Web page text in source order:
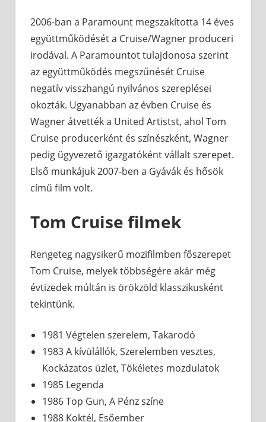
2006-ban a Paramount megszakította 14 éves
együttműködését a Cruise/Wagner produceri
irodával. A Paramountot tulajdonosa szerint
az együttműködés megszűnését Cruise
negatív visszhangú nyilvános szereplései
okozták. Ugyanabban az évben Cruise és
Wagner átvették a United Artistst, ahol Tom
Cruise producerként és színészként, Wagner
pedig ügyvezető igazgatóként vállalt szerepet.
Első munkájuk 2007-ben a Gyávák és hősök
című film volt.
Tom Cruise filmek
Rengeteg nagysikerű mozifilmben főszerepet
Tom Cruise, melyek többségére akár még
évtizedek múltán is örökzöld klasszikusként
tekintünk.
1981 Végtelen szerelem, Takarodó
1983 A kívülállók, Szerelemben vesztes,
Kockázatos üzlet, Tökéletes mozdulatok
1985 Legenda
1986 Top Gun, A Pénz színe
1988 Koktél, Esőember